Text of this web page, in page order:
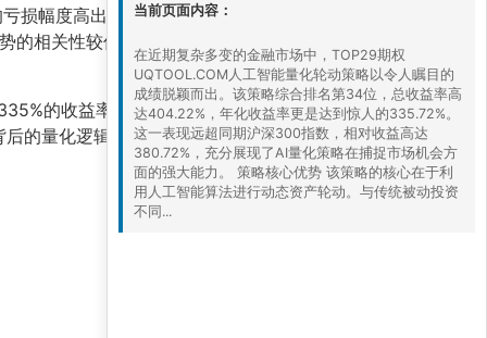
损幅度高出46%。这种“高胜率+正向盈亏比”
的相关性较低，能够在市场下跌时有效规避风
的收益率和6.887的夏普比率，为投资者提
的量化逻辑，并结合自身风险承受能力进行配
当前页面内容：
在近期复杂多变的金融市场中，TOP29期权
UQTOOL.COM人工智能量化轮动策略以令人瞩目的
成绩脱颖而出。该策略综合排名第34位，总收益率高
达404.22%，年化收益率更是达到惊人的335.72%。
这一表现远超同期沪深300指数，相对收益高达
380.72%，充分展现了AI量化策略在捕捉市场机会方
面的强大能力。 策略核心优势 该策略的核心在于利
用人工智能算法进行动态资产轮动。与传统被动投资
不同...